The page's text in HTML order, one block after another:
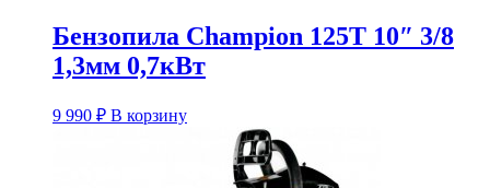
Бензопила Champion 125T 10″ 3/8
1,3мм 0,7кВт
9 990 ₽ В корзину